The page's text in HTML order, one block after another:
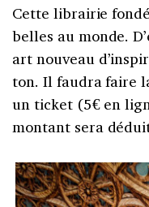
Cette librairie
belles au monde.
art nouveau
ton. Il faudra faire
un ticket (5€ en
montant sera